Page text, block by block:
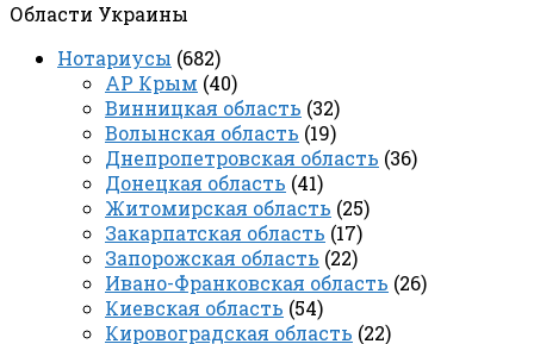
Области Украины
Нотариусы (682)
АР Крым (40)
Винницкая область (32)
Волынская область (19)
Днепропетровская область (36)
Донецкая область (41)
Житомирская область (25)
Закарпатская область (17)
Запорожская область (22)
Ивано-Франковская область (26)
Киевская область (54)
Кировоградская область (22)